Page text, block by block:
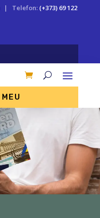
Telefon: (+373) 69 122